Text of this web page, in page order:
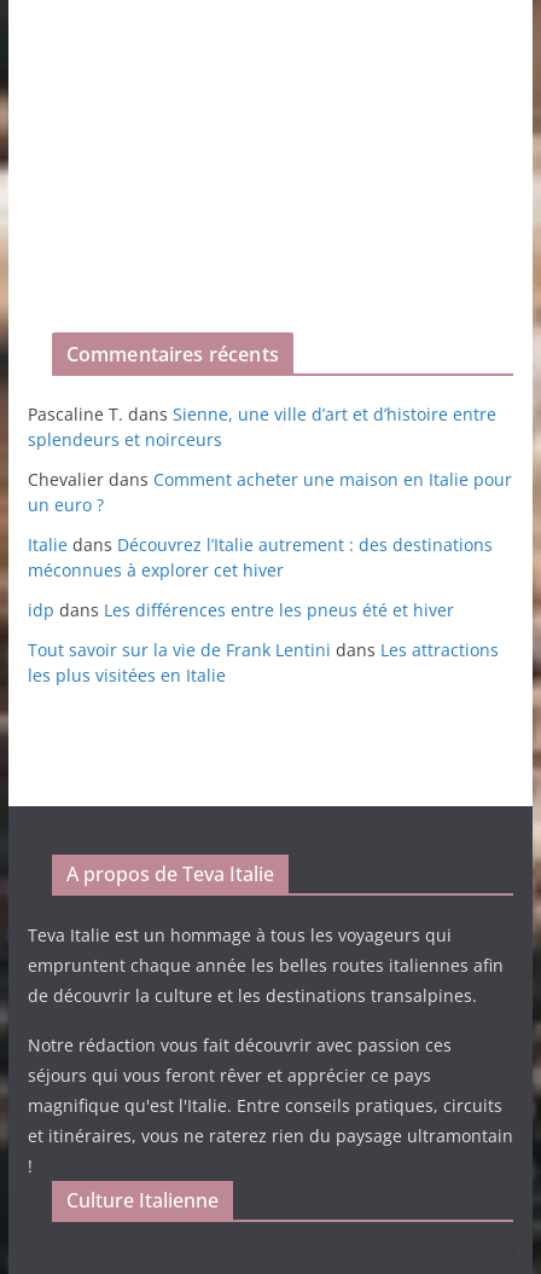
Commentaires récents
Pascaline T. dans Sienne, une ville d’art et d’histoire entre
splendeurs et noirceurs
Chevalierdans Comment acheter une maison en Italie pour
un euro ?
Italiedans Découvrez l’Italie autrement : des destinations
méconnues à explorer cet hiver
idp dans Les différences entre les pneus été et hiver
Tout savoir sur la vie de Frank Lentini dans Les attractions
les plus visitées en Italie
A propos de Teva Italie
Teva Italie est un hommage à tous les voyageurs qui
empruntent chaque année les belles routes italiennes afin
de découvrir la culture et les destinations transalpines.
Notre rédaction vous fait découvrir avec passion ces
séjours qui vous feront rêver et apprécier ce pays
magnifique qu'est l'Italie. Entre conseils pratiques, circuits
et itinéraires, vous ne raterez rien du paysage ultramontain
!
Culture Italienne